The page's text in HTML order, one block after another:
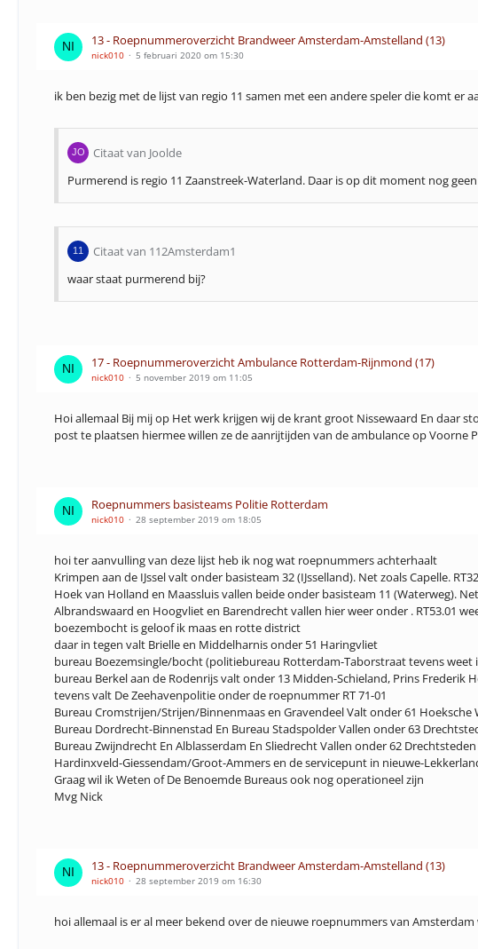
13 - Roepnummeroverzicht Brandweer Amsterdam-Amstelland (13)
nick010 5 februari 2020 om 15:30
ik ben bezig met de lijst van regio 11 samen met een andere speler die komt er
Citaat van Joolde
Purmerend is regio 11 Zaanstreek-Waterland. Daar is op dit moment nog
Citaat van 112Amsterdam1
waar staat purmerend bij?
17 - Roepnummeroverzicht Ambulance Rotterdam-Rijnmond (17)
nick010 5 november 2019 om 11:05
Hoi allemaal Bij mij op Het werk krijgen wij de krant groot Nissewaard En daar
post te plaatsen hiermee willen ze de aanrijtijden van de ambulance op
Roepnummers basisteams Politie Rotterdam
nick010 28 september 2019 om 18:05
hoi ter aanvulling van deze lijst heb ik nog wat roepnummers achterhaalt
Krimpen aan de IJssel valt onder basisteam 32 (IJsselland). Net zoals Capelle.
Hoek van Holland en Maassluis vallen beide onder basisteam 11 (Waterweg).
Albrandswaard en Hoogvliet en Barendrecht vallen hier weer onder . RT53.01
boezembocht is geloof ik maas en rotte district
daar in tegen valt Brielle en Middelharnis onder 51 Haringvliet
bureau Boezemsingle/bocht (politiebureau Rotterdam-Taborstraat tevens
bureau Berkel aan de Rodenrijs valt onder 13 Midden-Schieland, Prins Frederik
tevens valt De Zeehavenpolitie onder de roepnummer RT 71-01
Bureau Cromstrijen/Strijen/Binnenmaas en Gravendeel Valt onder 61
Bureau Dordrecht-Binnenstad En Bureau Stadspolder Vallen onder 63
Bureau Zwijndrecht En Alblasserdam En Sliedrecht Vallen onder 62
Hardinxveld-Giessendam/Groot-Ammers en de servicepunt in nieuwe-
Graag wil ik Weten of De Benoemde Bureaus ook nog operationeel zijn
Mvg Nick
13 - Roepnummeroverzicht Brandweer Amsterdam-Amstelland (13)
nick010 28 september 2019 om 16:30
hoi allemaal is er al meer bekend over de nieuwe roepnummers van